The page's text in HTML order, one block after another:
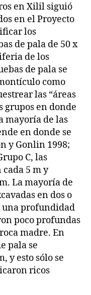
en Xilil siguió
en el Proyecto
los
de pala de 50 x
de los
de pala se
como
las “áreas
grupos en donde
mayoría de las
en donde se
y Gonlin 1998;
C, las
5 m y
La mayoría de
en dos o
una profundidad
poco profundas
madre. En
pala se
y esto sólo se
ricos